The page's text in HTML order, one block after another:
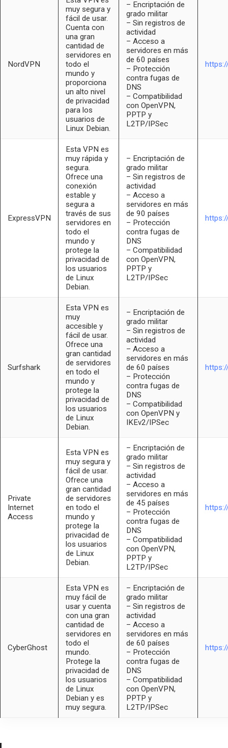
NordVPN
muy segura y
fácil de usar.
Cuenta con
una gran
cantidad de
servidores en
todo el
mundo y
proporciona
un alto nivel
de privacidad
para los
usuarios de
Linux Debian.
– Encriptación de
grado militar
– Sin registros de
actividad
– Acceso a
servidores en más
de 60 países
– Protección
contra fugas de
DNS
– Compatibilidad
con OpenVPN,
PPTP y
L2TP/IPSec
ExpressVPN
Esta VPN es
muy rápida y
segura.
Ofrece una
conexión
estable y
segura a
través de sus
servidores en
todo el
mundo y
protege la
privacidad de
los usuarios
de Linux
Debian.
– Encriptación de
grado militar
– Sin registros de
actividad
– Acceso a
servidores en más
de 90 países
– Protección
contra fugas de
DNS
– Compatibilidad
con OpenVPN,
PPTP y
L2TP/IPSec
Surfshark
Esta VPN es
muy
accesible y
fácil de usar.
Ofrece una
gran cantidad
de servidores
en todo el
mundo y
protege la
privacidad de
los usuarios
de Linux
Debian.
– Encriptación de
grado militar
– Sin registros de
actividad
– Acceso a
servidores en más
de 60 países
– Protección
contra fugas de
DNS
– Compatibilidad
con OpenVPN y
IKEv2/IPSec
Private
Internet
Access
Esta VPN es
muy segura y
fácil de usar.
Ofrece una
gran cantidad
de servidores
en todo el
mundo y
protege la
privacidad de
los usuarios
de Linux
Debian.
– Encriptación de
grado militar
– Sin registros de
actividad
– Acceso a
servidores en más
de 45 países
– Protección
contra fugas de
DNS
– Compatibilidad
con OpenVPN,
PPTP y
L2TP/IPSec
CyberGhost
Esta VPN es
muy fácil de
usar y cuenta
con una gran
cantidad de
servidores en
todo el
mundo.
Protege la
privacidad de
los usuarios
de Linux
Debian y es
muy segura.
– Encriptación de
grado militar
– Sin registros de
actividad
– Acceso a
servidores en más
de 60 países
– Protección
contra fugas de
DNS
– Compatibilidad
con OpenVPN,
PPTP y
L2TP/IPSec